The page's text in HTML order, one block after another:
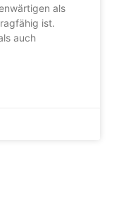
als
ist.
auch